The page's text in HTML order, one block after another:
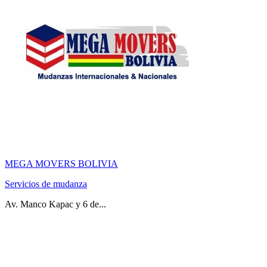
MEGA MOVERS BOLIVIA
Servicios de mudanza
Av. Manco Kapac y 6 de...